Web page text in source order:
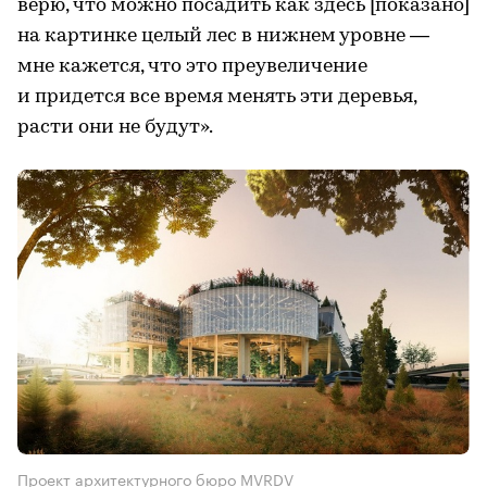
верю, что можно посадить как здесь [показано]
на картинке целый лес в нижнем уровне —
мне кажется, что это преувеличение
и придется все время менять эти деревья,
расти они не будут».
Проект архитектурного бюро MVRDV